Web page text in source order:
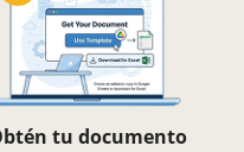
tu documento